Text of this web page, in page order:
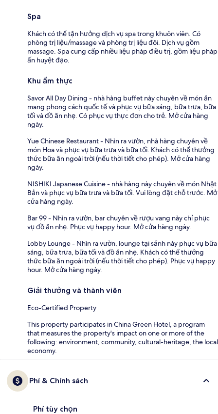
Spa
Khách có thể tận hưởng dịch vụ spa trong khuôn viên. Có
phòng trị liệu/massage và phòng trị liệu đôi. Dịch vụ gồm
massage. Spa cung cấp nhiều liệu pháp điều trị, gồm liệu pháp
ấn huyệt đạo.
Khu ẩm thực
Savor All Day Dining - nhà hàng buffet này chuyên về món ăn
mang phong cách quốc tế và phục vụ bữa sáng, bữa trưa, bữa
tối và đồ ăn nhẹ. Có phục vụ thực đơn cho trẻ. Mở cửa hàng
ngày.
Yue Chinese Restaurant - Nhìn ra vườn, nhà hàng chuyên về
món Hoa và phục vụ bữa trưa và bữa tối. Khách có thể thưởng
thức bữa ăn ngoài trời (nếu thời tiết cho phép). Mở cửa hàng
ngày.
NISHIKI Japanese Cuisine - nhà hàng này chuyên về món Nhật
Bản và phục vụ bữa trưa và bữa tối. Vui lòng đặt chỗ trước. Mở
cửa hàng ngày.
Bar 99 - Nhìn ra vườn, bar chuyên về rượu vang này chỉ phục
vụ đồ ăn nhẹ. Phục vụ happy hour. Mở cửa hàng ngày.
Lobby Lounge - Nhìn ra vườn, lounge tại sảnh này phục vụ bữa
sáng, bữa trưa, bữa tối và đồ ăn nhẹ. Khách có thể thưởng
thức bữa ăn ngoài trời (nếu thời tiết cho phép). Phục vụ happy
hour. Mở cửa hàng ngày.
Giải thưởng và thành viên
Eco-Certified Property
This property participates in China Green Hotel, a program
that measures the property's impact on one or more of the
following: environment, community, cultural-heritage, the local
economy.
Phí & Chính sách
Phí tùy chọn